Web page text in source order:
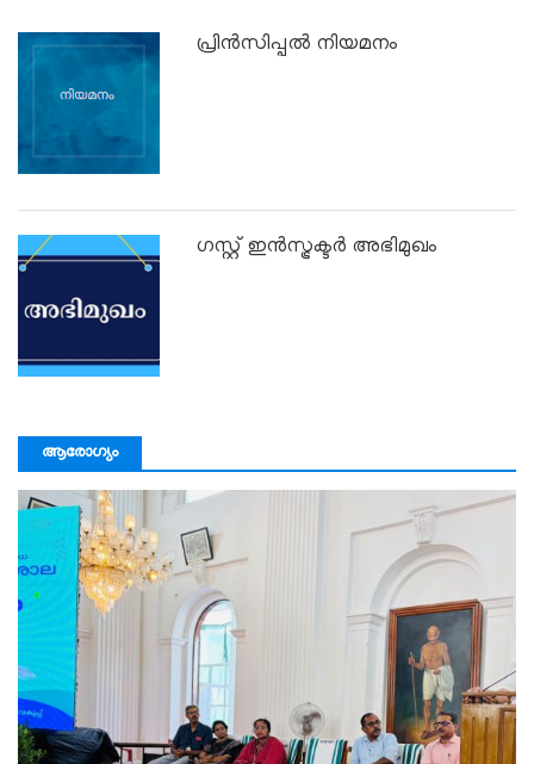
പ്രിൻസിപ്പൽ നിയമനം
ഗസ്റ്റ് ഇൻസ്ട്രക്ടർ അഭിമുഖം
ആരോഗ്യം